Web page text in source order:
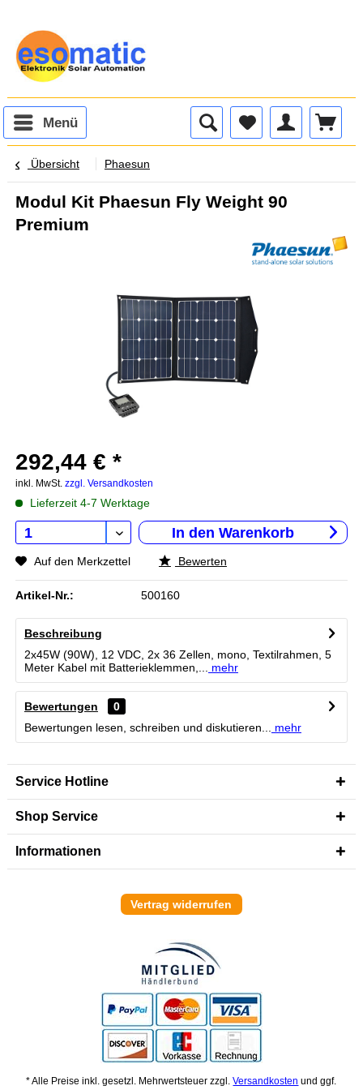
Menü
Übersicht Phaesun
Modul Kit Phaesun Fly Weight 90
Premium
292,44 € *
inkl. MwSt. zzgl. Versandkosten
Lieferzeit 4-7 Werktage
In den Warenkorb
Auf den Merkzettel Bewerten
Artikel-Nr.: 500160
Beschreibung
2x45W (90W), 12 VDC, 2x 36 Zellen, mono, Textilrahmen, 5
Meter Kabel mit Batterieklemmen,...
mehr
Bewertungen
0
Bewertungen lesen, schreiben und diskutieren...
mehr
Service Hotline
Shop Service
Informationen
Vertrag widerrufen
* Alle Preise inkl. gesetzl. Mehrwertsteuer zzgl.Versandkosten und ggf.